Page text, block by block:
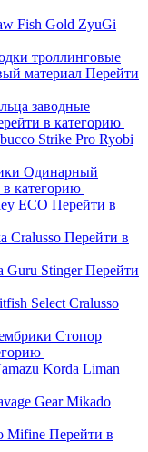
Fish Gold ZyuGi
троллинговые
материал Перейти
заводные
в категорию
Strike Pro Ryobi
Одинарный
категорию
ECO Перейти в
Cralusso Перейти в
Guru StingerПерейти
Select Cralusso
Стопор
Korda Liman
GearMikado
Mifine Перейти в